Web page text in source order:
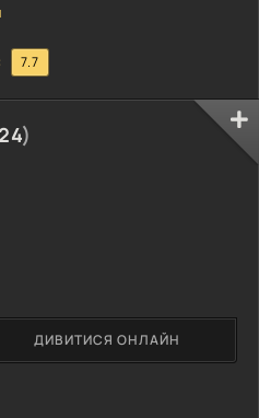
7.7
)
ДИВИТИСЯ ОНЛАЙН